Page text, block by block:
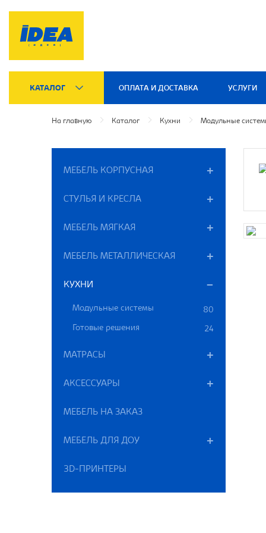
КАТАЛОГ ОПЛАТА И ДОСТАВКА УСЛУГИ
На главную Каталог Кухни Модульные
МЕБЕЛЬ КОРПУСНАЯ
СТУЛЬЯ И КРЕСЛА
МЕБЕЛЬ МЯГКАЯ
МЕБЕЛЬ МЕТАЛЛИЧЕСКАЯ
КУХНИ
Модульные системы
80
Готовые решения
24
МАТРАСЫ
АКСЕССУАРЫ
МЕБЕЛЬ НА ЗАКАЗ
МЕБЕЛЬ ДЛЯ ДОУ
3D-ПРИНТЕРЫ